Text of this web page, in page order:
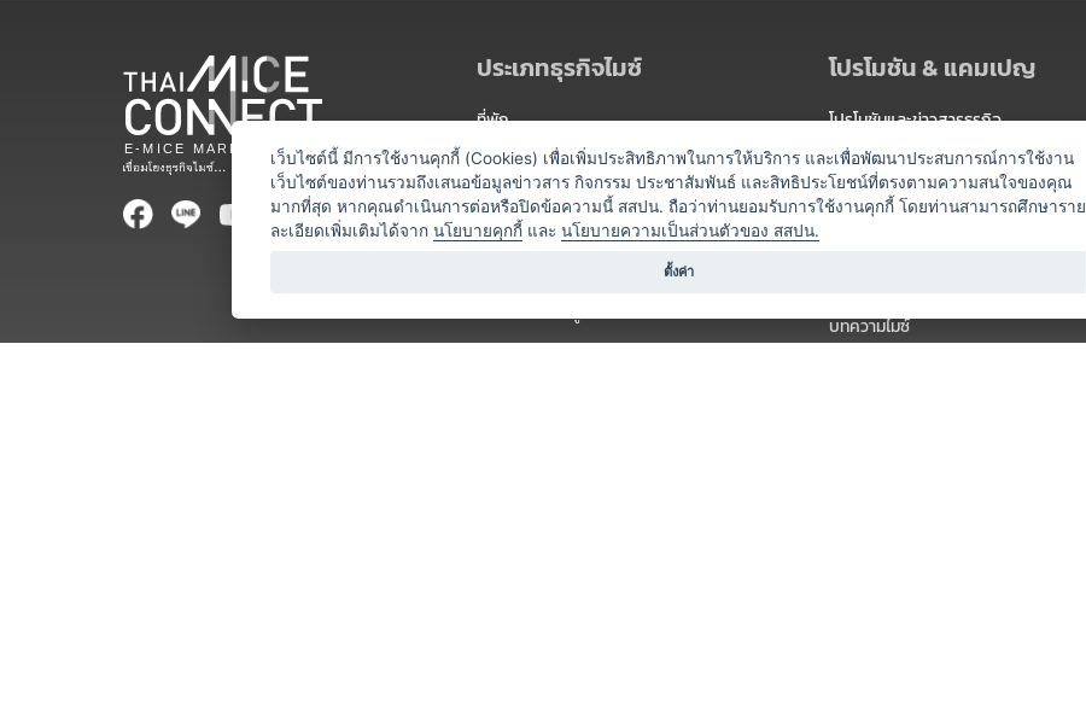
ประเภทธุรกิจไมซ์
ที่พัก
สถานที่จัดงาน
ท่องเที่ยว / นำเที่ยว
ออแกไนเซอร์
บริการสำหรับผู้จัดงาน
โปรโมชัน & แคมเปญ
โปรโมชันและข่าวสารธุรกิจ
แพ็กเกจ
แคมเปญ
บทความไมซ์
เว็บไซต์นี้ มีการใช้งานคุกกี้ (Cookies) เพื่อเพิ่มประสิทธิภาพในการให้บริการ และเพื่อพัฒนาประสบการณ์การใช้งาน
เว็บไซต์ของท่านรวมถึงเสนอข้อมูลข่าวสาร กิจกรรม ประชาสัมพันธ์ และสิทธิประโยชน์ที่ตรงตามความสนใจของคุณ
มากที่สุด หากคุณดำเนินการต่อหรือปิดข้อความนี้ สสปน. ถือว่าท่านยอมรับการใช้งานคุกกี้ โดยท่านสามารถศึกษาราย
ละเอียดเพิ่มเติมได้จาก นโยบายคุกกี้ และ นโยบายความเป็นส่วนตัวของ สสปน.
ตั้งค่า